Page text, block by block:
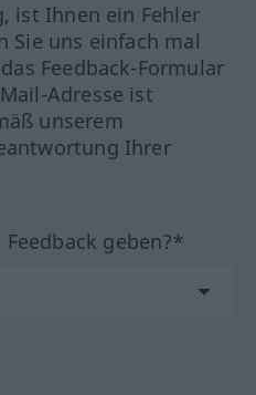
ist Ihnen ein Fehler
Sie uns einfach mal
Feedback-Formular
Adresse ist
unserem
Ihrer
geben?*